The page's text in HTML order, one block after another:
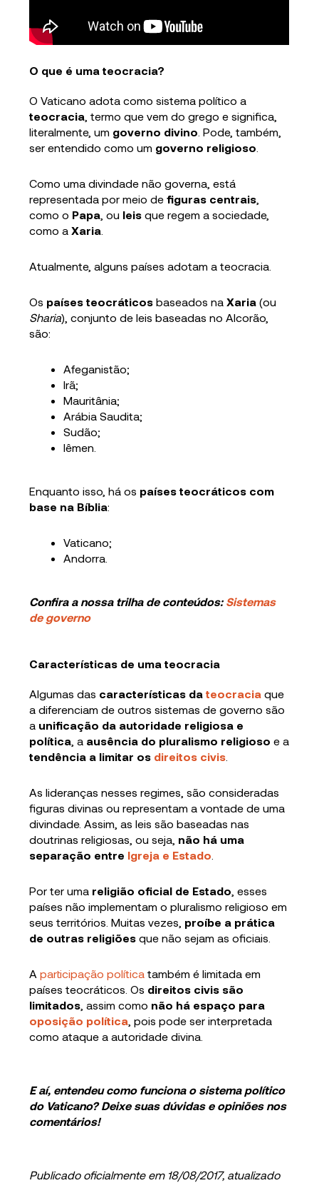
O que é uma teocracia?
O Vaticano adota como sistema político a
teocracia , termo que vem do grego e significa,
literalmente, um governo divino . Pode, também,
ser entendido como um governo religioso
Como uma divindade não governa, está
representada por meio de figuras centrais
como o Papa , ou leisque regem a sociedade,
como aXaria
Atualmente, alguns países adotam a teocracia.
Os países teocráticos baseados naXaria(ou
Sharia), conjunto de leis baseadas no Alcorão,
são:
Afeganistão;
Irã;
Mauritânia;
Arábia Saudita;
Sudão;
Iêmen.
Enquanto isso, há os países teocráticos com
base na Bíblia:
Vaticano;
Andorra.
Confira a nossa trilha de conteúdos: Sistemas
de governo
Características de uma teocracia
Algumas das características dateocracia que
a diferenciam de outros sistemas de governo são
a unificação da autoridade religiosa e
política , a ausência do pluralismo religioso e a
tendência a limitar os direitos civis
As lideranças nesses regimes, são consideradas
figuras divinas ou representam a vontade de uma
divindade. Assim, as leis são baseadas nas
doutrinas religiosas, ou seja, não há uma
separação entre Igreja e Estado
Por ter uma religião oficial de Estado , esses
países não implementam o pluralismo religioso em
seus territórios. Muitas vezes, proíbe a prática
de outras religiõesque não sejam as oficiais.
Aparticipação política também é limitada em
países teocráticos. Os direitos civis são
limitados , assim como não há espaço para
oposição política , pois pode ser interpretada
como ataque a autoridade divina.
E aí, entendeu como funciona o sistema político
do Vaticano? Deixe suas dúvidas e opiniões nos
comentários!
Publicado oficialmente em 18/08/2017, atualizado